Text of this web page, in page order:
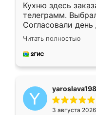
Кухню здесь
телеграмм.
Согласовали
недели кухня
довольны
мебель за
Читать полностью
3 августа 2026